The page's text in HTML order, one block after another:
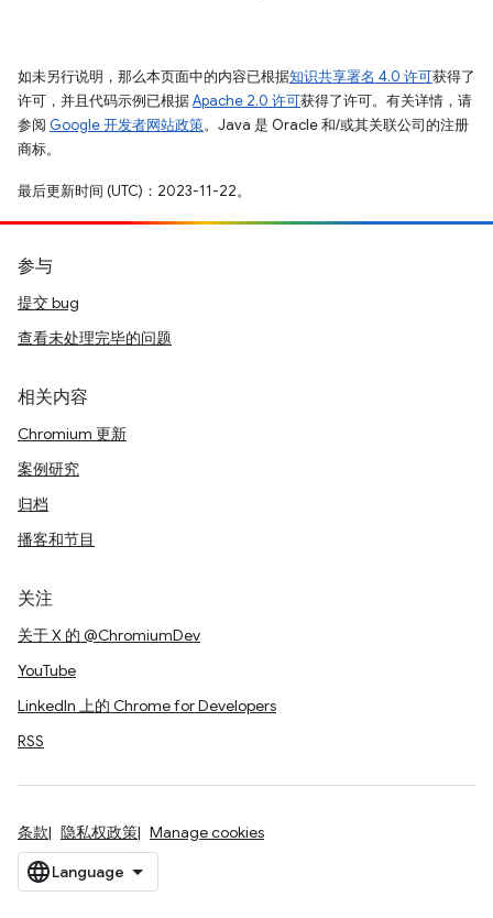
如未另行说明，那么本页面中的内容已根据知识共享署名 4.0 许可获得了
许可，并且代码示例已根据Apache 2.0 许可获得了许可。有关详情，请
参阅 Google 开发者网站政策。Java 是 Oracle 和/或其关联公司的注册
商标。
最后更新时间 (UTC)：2023-11-22。
参与
提交 bug
查看未处理完毕的问题
相关内容
Chromium 更新
案例研究
归档
播客和节目
关注
关于 X 的 @ChromiumDev
YouTube
LinkedIn 上的 Chrome for Developers
RSS
条款 隐私权政策 Manage cookies